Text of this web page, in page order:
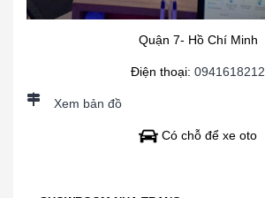
Quận 7- Hồ Chí Minh
Điện thoại: 0941618212
Xem bản đồ
Có chỗ để xe oto